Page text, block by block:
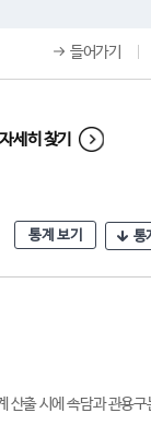
들어가기
자세히 찾기
통계 보기 통
산출 시에 속담과 관용구